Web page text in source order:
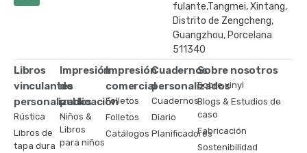
fulante,Tangmei, Xintang,
Distrito de Zengcheng,
Guangzhou, Porcelana
511340
Libros
vinculantes
personalizados
Rústica
Libros de
tapa dura
Impresión
de
publicación
Niños &
Libros
para niños
Impresión
comercial
Folletos
Folletos
Catálogos
Cuadernos
personalizados
Cuadernos
Diario
Planificadores
Sobre nosotros
Sobre xinyi
Blogs & Estudios de
caso
Fabricación
Sostenibilidad